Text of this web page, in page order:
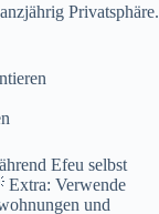
Privatsphäre.
Efeu selbst
Extra: Verwende
und